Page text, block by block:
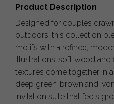
Product Description
Designed for couples
outdoors, this collection
motifs with a refined,
illustrations, soft woodland
textures come together in
deep green, brown and
invitation suite that feels